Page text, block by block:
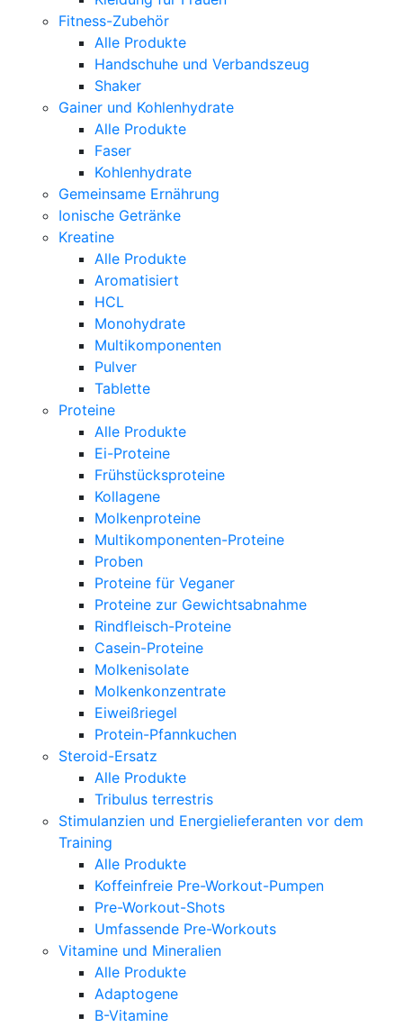
Fitness-Zubehör
Alle Produkte
Handschuhe und Verbandszeug
Shaker
Gainer und Kohlenhydrate
Alle Produkte
Faser
Kohlenhydrate
Gemeinsame Ernährung
Ionische Getränke
Kreatine
Alle Produkte
Aromatisiert
HCL
Monohydrate
Multikomponenten
Pulver
Tablette
Proteine
Alle Produkte
Ei-Proteine
Frühstücksproteine
Kollagene
Molkenproteine
Multikomponenten-Proteine
Proben
Proteine für Veganer
Proteine zur Gewichtsabnahme
Rindfleisch-Proteine
Casein-Proteine
Molkenisolate
Molkenkonzentrate
Eiweißriegel
Protein-Pfannkuchen
Steroid-Ersatz
Alle Produkte
Tribulus terrestris
Stimulanzien und Energielieferanten vor dem
Training
Alle Produkte
Koffeinfreie Pre-Workout-Pumpen
Pre-Workout-Shots
Umfassende Pre-Workouts
Vitamine und Mineralien
Alle Produkte
Adaptogene
B-Vitamine